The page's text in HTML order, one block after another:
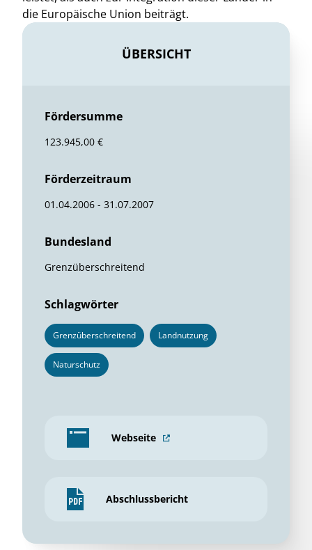
die Europäische Union beiträgt.
ÜBERSICHT
Fördersumme
123.945,00 €
Förderzeitraum
01.04.2006 - 31.07.2007
Bundesland
Grenzüberschreitend
Schlagwörter
Grenzüberschreitend Landnutzung
Naturschutz
Webseite
Abschlussbericht